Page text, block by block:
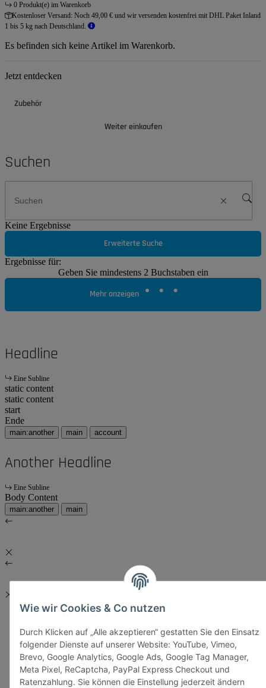
Wie wir Cookies & Co nutzen
Durch Klicken auf „Alle akzeptieren“ gestatten Sie den Einsatz
folgender Dienste auf unserer Website: YouTube, Vimeo,
Brevo, Google Analytics, Google Ads, Google Tag Manager,
Meta Pixel, ReCaptcha, PayPal Express Checkout und
Ratenzahlung. Sie können die Einstellung jederzeit ändern
0 Produkt(e) im Warenkorb
Kostenloser Versand: Noch 49,00 € und wir versenden kostenfrei mit DHL Paket Inland
1 bis 5 kg nach Deutschland.
Es befinden sich keine Artikel im Warenkorb.
Jetzt entdecken
Zubehör
Weiter einkaufen
Suchen
Keine Ergebnisse
Erweiterte Suche
Ergebnisse für:
Geben Sie mindestens 2 Buchstaben ein
Mehr anzeigen
Headline
Eine Subline
static content
static content
start
Ende
main:another main account
Another Headline
Eine Subline
Body Content
main:another main